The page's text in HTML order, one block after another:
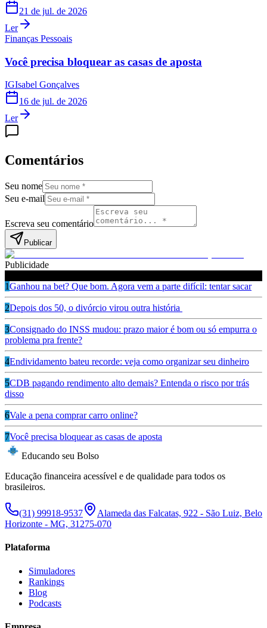
21 de jul. de 2026
Ler
Finanças Pessoais
Você precisa bloquear as casas de aposta
IGIsabel Gonçalves
16 de jul. de 2026
Ler
Comentários
Seu nome
Seu e-mail
Escreva seu comentário
Publicar
Publicidade
1Ganhou na bet? Que bom. Agora vem a parte difícil: tentar sacar
2Depois dos 50, o divórcio virou outra história
3Consignado do INSS mudou: prazo maior é bom ou só empurra o
problema pra frente?
4Endividamento bateu recorde: veja como organizar seu dinheiro
5CDB pagando rendimento alto demais? Entenda o risco por trás
disso
6Vale a pena comprar carro online?
7Você precisa bloquear as casas de aposta
Educando seu Bolso
Educação financeira acessível e de qualidade para todos os
brasileiros.
(31) 99918-9537
Alameda das Falcatas, 922 - São Luiz, Belo
Horizonte - MG, 31275-070
Plataforma
Simuladores
Rankings
Blog
Podcasts